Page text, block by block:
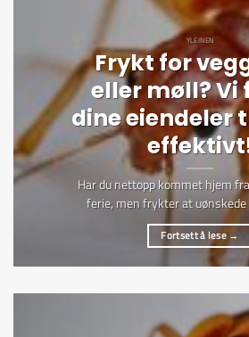
YLEINEN
Frykt for
eller møll? Vi
dine eiendeler
Har du nettopp kommet hjem
ferie, men frykter at uønskede
Fortsett å lese →